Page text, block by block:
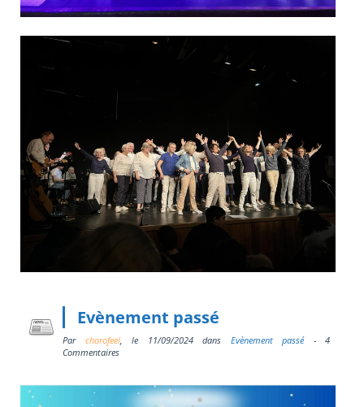
Evènement passé
Par chorofeel, le 11/09/2024dans Evènement passé- 4
Commentaires